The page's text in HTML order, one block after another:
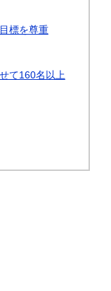
標を尊重
て160名以上